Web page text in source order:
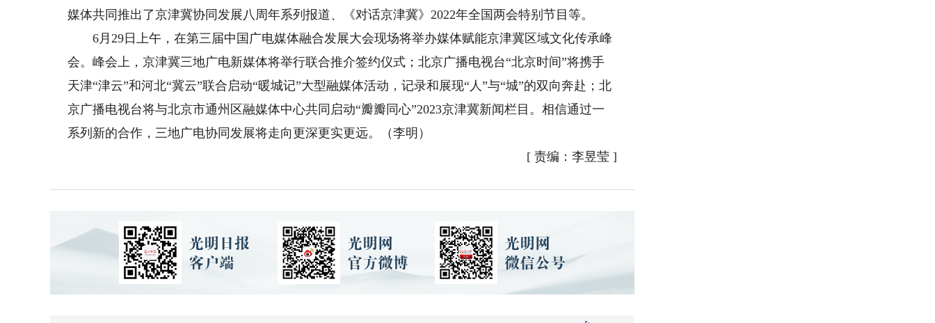
媒体共同推出了京津冀协同发展八周年系列报道、《对话京津冀》2022年全国两会特别节目等。
6月29日上午，在第三届中国广电媒体融合发展大会现场将举办媒体赋能京津冀区域文化传承峰
会。峰会上，京津冀三地广电新媒体将举行联合推介签约仪式；北京广播电视台“北京时间”将携手
天津“津云”和河北“冀云”联合启动“暖城记”大型融媒体活动，记录和展现“人”与“城”的双向奔赴；北
京广播电视台将与北京市通州区融媒体中心共同启动“瓣瓣同心”2023京津冀新闻栏目。相信通过一
系列新的合作，三地广电协同发展将走向更深更实更远。（李明）
[ 责编：李昱莹]